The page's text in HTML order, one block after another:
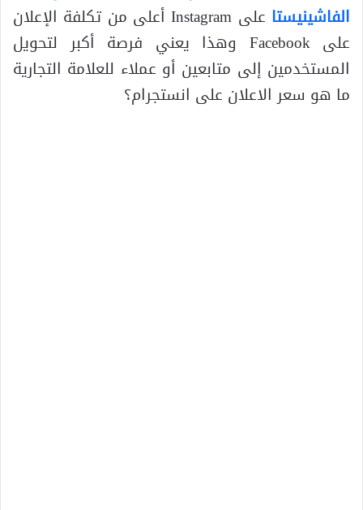
الفاشينيستا
على Instagram أعلى من تكلفة الإعلان
على Facebook وهذا يعني فرصة أكبر لتحويل
المستخدمين إلى متابعين أو عملاء للعلامة التجارية
ما هو سعر الاعلان على انستجرام؟